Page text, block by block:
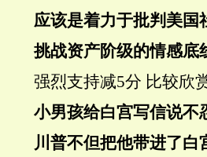
应该是着力于批判美国
挑战资产阶级的情感底
强烈支持减5分 比较欣
小男孩给白宫写信说不
川普不但把他带进了白